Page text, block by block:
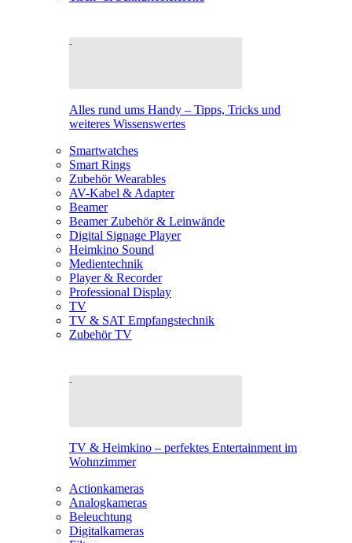
Alles rund ums Handy – Tipps, Tricks und
weiteres Wissenswertes
Smartwatches
Smart Rings
Zubehör Wearables
AV-Kabel & Adapter
Beamer
Beamer Zubehör & Leinwände
Digital Signage Player
Heimkino Sound
Medientechnik
Player & Recorder
Professional Display
TV
TV & SAT Empfangstechnik
Zubehör TV
TV & Heimkino – perfektes Entertainment im
Wohnzimmer
Actionkameras
Analogkameras
Beleuchtung
Digitalkameras